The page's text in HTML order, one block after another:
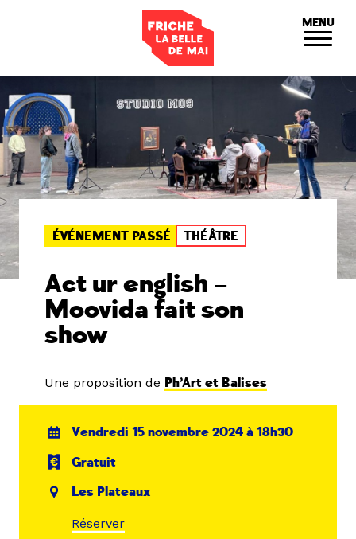
MENU
ÉVÉNEMENT PASSÉ THÉÂTRE
Act ur english –
Moovida fait son
show
Une proposition de Ph’Art et Balises
Vendredi 15 novembre 2024 à 18h30
Gratuit
Les Plateaux
Réserver
Panneau de gestion des cookies